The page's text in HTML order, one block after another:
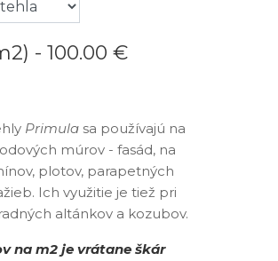
- 100.00 €
Primula sa používajú na
múrov - fasád, na
plotov, parapetných
Ich využitie je tiež pri
altánkov a kozubov.
na m2 je vrátane škár